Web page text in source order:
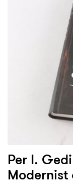
Per I.
Modernist